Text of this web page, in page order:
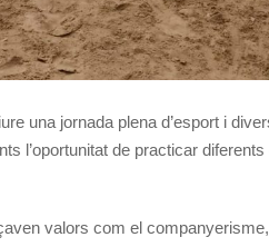
una jornada plena d’esport i
l’oportunitat de practicar
valors com el